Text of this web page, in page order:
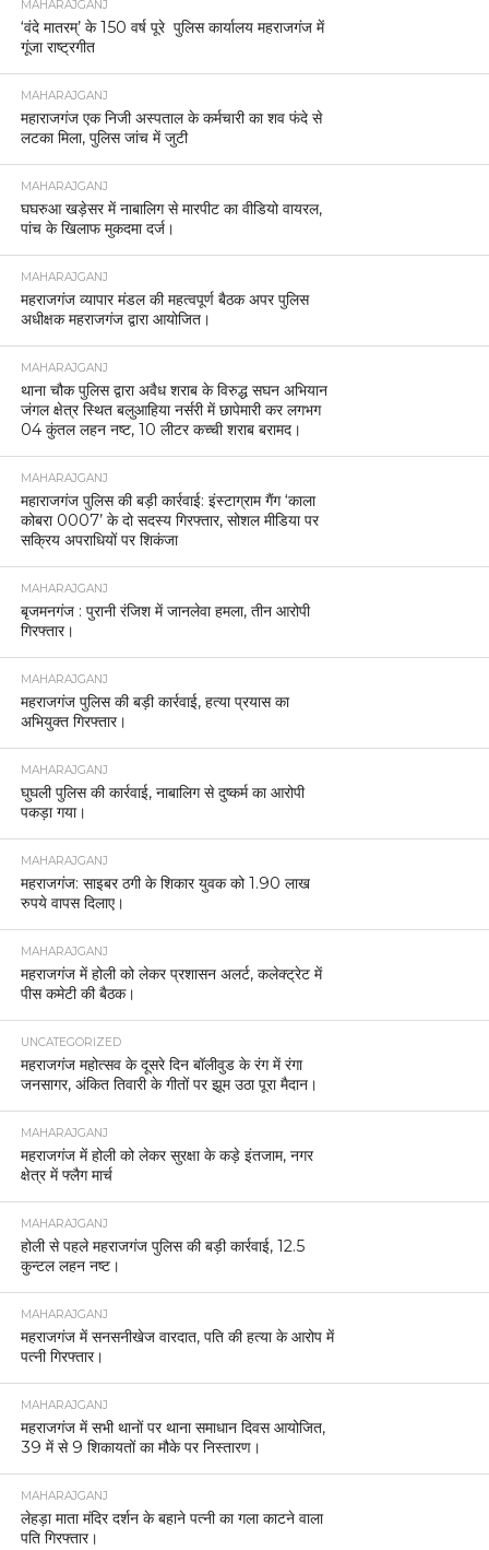
MAHARAJGANJ
‘वंदे मातरम्’ के 150 वर्ष पूरे पुलिस कार्यालय महराजगंज में
गूंजा राष्ट्रगीत
MAHARAJGANJ
महाराजगंज एक निजी अस्पताल के कर्मचारी का शव फंदे से
लटका मिला, पुलिस जांच में जुटी
MAHARAJGANJ
घघरुआ खड़ेसर में नाबालिग से मारपीट का वीडियो वायरल,
पांच के खिलाफ मुकदमा दर्ज।
MAHARAJGANJ
महराजगंज व्यापार मंडल की महत्वपूर्ण बैठक अपर पुलिस
अधीक्षक महराजगंज द्वारा आयोजित।
MAHARAJGANJ
थाना चौक पुलिस द्वारा अवैध शराब के विरुद्ध सघन अभियान
जंगल क्षेत्र स्थित बलुआहिया नर्सरी में छापेमारी कर लगभग
04 कुंतल लहन नष्ट, 10 लीटर कच्ची शराब बरामद।
MAHARAJGANJ
महाराजगंज पुलिस की बड़ी कार्रवाई: इंस्टाग्राम गैंग ‘काला
कोबरा 0007’ के दो सदस्य गिरफ्तार, सोशल मीडिया पर
सक्रिय अपराधियों पर शिकंजा
MAHARAJGANJ
बृजमनगंज : पुरानी रंजिश में जानलेवा हमला, तीन आरोपी
गिरफ्तार।
MAHARAJGANJ
महराजगंज पुलिस की बड़ी कार्रवाई, हत्या प्रयास का
अभियुक्त गिरफ्तार।
MAHARAJGANJ
घुघली पुलिस की कार्रवाई, नाबालिग से दुष्कर्म का आरोपी
पकड़ा गया।
MAHARAJGANJ
महराजगंज: साइबर ठगी के शिकार युवक को 1.90 लाख
रुपये वापस दिलाए।
MAHARAJGANJ
महराजगंज में होली को लेकर प्रशासन अलर्ट, कलेक्ट्रेट में
पीस कमेटी की बैठक।
UNCATEGORIZED
महराजगंज महोत्सव के दूसरे दिन बॉलीवुड के रंग में रंगा
जनसागर, अंकित तिवारी के गीतों पर झूम उठा पूरा मैदान।
MAHARAJGANJ
महराजगंज में होली को लेकर सुरक्षा के कड़े इंतजाम, नगर
क्षेत्र में फ्लैग मार्च
MAHARAJGANJ
होली से पहले महराजगंज पुलिस की बड़ी कार्रवाई, 12.5
कुन्टल लहन नष्ट।
MAHARAJGANJ
महराजगंज में सनसनीखेज वारदात, पति की हत्या के आरोप में
पत्नी गिरफ्तार।
MAHARAJGANJ
महराजगंज में सभी थानों पर थाना समाधान दिवस आयोजित,
39 में से 9 शिकायतों का मौके पर निस्तारण।
MAHARAJGANJ
लेहड़ा माता मंदिर दर्शन के बहाने पत्नी का गला काटने वाला
पति गिरफ्तार।